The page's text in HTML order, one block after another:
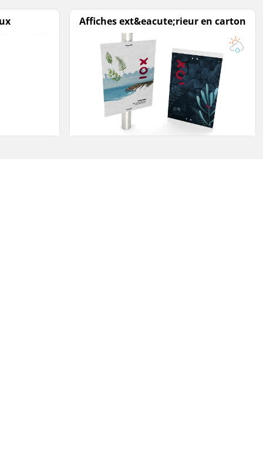
Affiches ext&eacute;rieur en carton